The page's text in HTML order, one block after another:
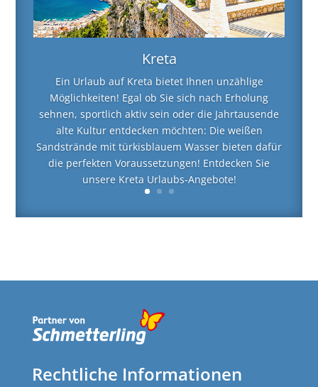
Kreta
Ein Urlaub auf Kreta bietet Ihnen unzählige
Möglichkeiten! Egal ob Sie sich nach Erholung
sehnen, sportlich aktiv sein oder die Jahrtausende
alte Kultur entdecken möchten: Die weißen
Sandstrände mit türkisblauem Wasser bieten dafür
die perfekten Voraussetzungen! Entdecken Sie
unsere Kreta Urlaubs-Angebote!
Rechtliche Informationen